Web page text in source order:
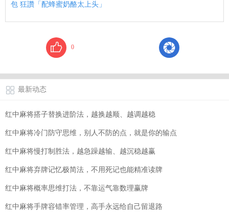
包 狂讚「配蜂蜜奶酪太上头」
0
最新动态
红中麻将搭子替换进阶法，越换越顺、越调越稳
红中麻将冷门防守思维，别人不防的点，就是你的输点
红中麻将慢打制胜法，越急躁越输、越沉稳越赢
红中麻将弃牌记忆极简法，不用死记也能精准读牌
红中麻将概率思维打法，不靠运气靠数理赢牌
红中麻将手牌容错率管理，高手永远给自己留退路